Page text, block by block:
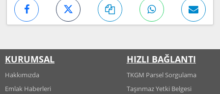
KURUMSAL
Hakkımızda
Emlak Haberleri
HIZLI BAĞLANTI
TKGM Parsel Sorgulama
Taşınmaz Yetki Belgesi